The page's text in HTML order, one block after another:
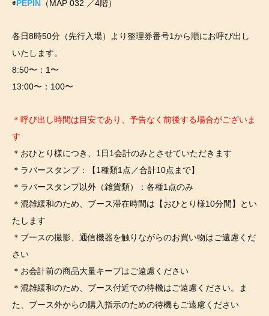
◉PEPIN （MAP 032 ／4階）
各日8時50分（先行入場）より整理券番号1から順にお呼び出し
いたします。
8:50〜：1〜
13:00〜：100〜
＊呼び出し時間は目安であり、予告なく前後する場合がございま
す
＊おひとり様につき、1日1会計のみとさせていただきます
＊ラバースタンプ：【1種類1点／合計10点まで】
＊ラバースタンプ以外（雑貨類）：各種1点のみ
＊混雑緩和のため、ブース滞在時間は【おひとり様10分間】とい
たします
＊ブースの撮影、通信機器を触りながらのお買い物はご遠慮くだ
さい
＊お会計前の商品大量キープはご遠慮ください
＊混雑緩和のため、ブース付近での待機はご遠慮ください。ま
た、ブース外からの購入指示のための待機もご遠慮ください